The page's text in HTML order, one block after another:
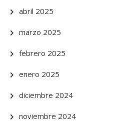
abril 2025
marzo 2025
febrero 2025
enero 2025
diciembre 2024
noviembre 2024